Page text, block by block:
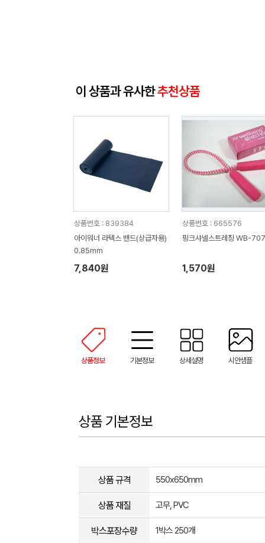
이 상품과 유사한추천상품
상품번호 : 839384
아이워너 라텍스 밴드(상급자용)
0.85mm
7,840원
상품번호 : 665576
핑크샤넬스트레칭 WB-
1,570원
상품정보 기본정보 상세설명 시안샘플
상품 기본정보
상품 규격 550x650mm
상품 재질 고무, PVC
박스포장수량 1박스 250개